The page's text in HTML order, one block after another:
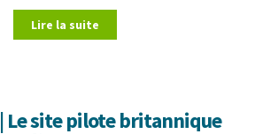
Lire la suite
Le site pilote britannique